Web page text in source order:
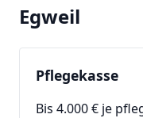
Egweil
Pflegekasse
Bis 4.000 € je